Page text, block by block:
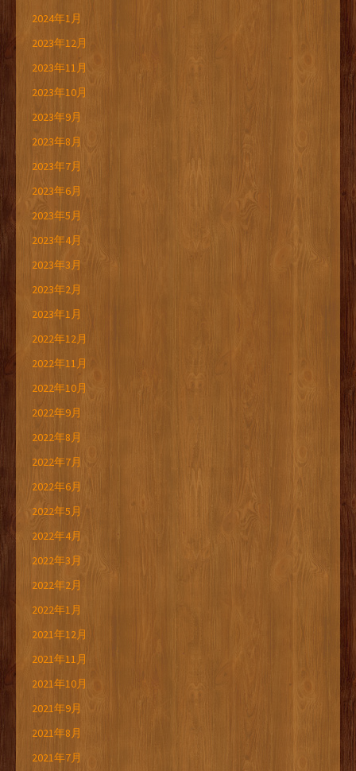
2024年1月
2023年12月
2023年11月
2023年10月
2023年9月
2023年8月
2023年7月
2023年6月
2023年5月
2023年4月
2023年3月
2023年2月
2023年1月
2022年12月
2022年11月
2022年10月
2022年9月
2022年8月
2022年7月
2022年6月
2022年5月
2022年4月
2022年3月
2022年2月
2022年1月
2021年12月
2021年11月
2021年10月
2021年9月
2021年8月
2021年7月